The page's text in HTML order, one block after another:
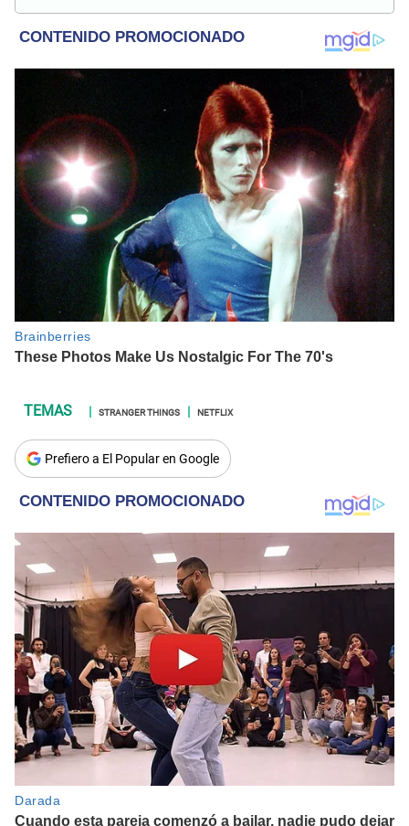
internacional; tendencias, películas y series.
STRANGER THINGS NETFLIX
Prefiero a El Popular en Google